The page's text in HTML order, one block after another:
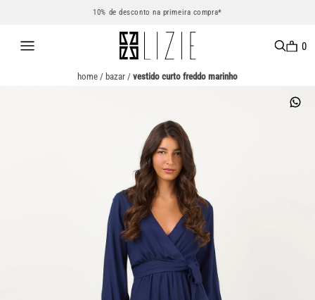
10% de desconto na primeira compra*
0
home / bazar / vestido curto freddo marinho